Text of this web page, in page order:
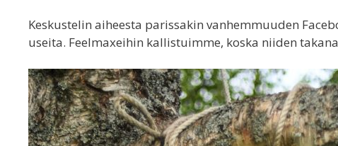
Keskustelin aiheesta parissakin vanhemmuuden
useita. Feelmaxeihin kallistuimme, koska niiden